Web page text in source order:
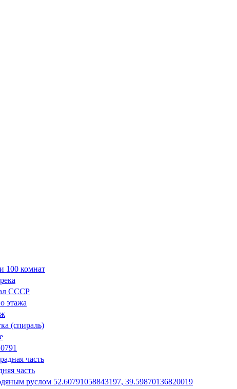
100 комнат
СССР
этажа
(спираль)
часть
часть
руслом 52.60791058843197, 39.59870136820019